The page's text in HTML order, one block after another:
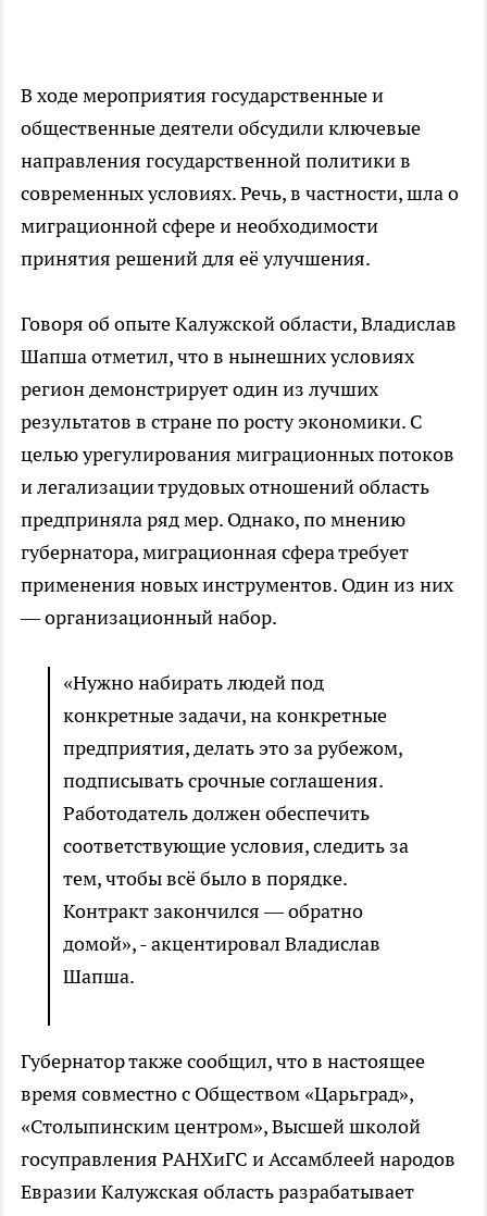
В ходе мероприятия государственные и
общественные деятели обсудили ключевые
направления государственной политики в
современных условиях. Речь, в частности, шла о
миграционной сфере и необходимости
принятия решений для её улучшения.
Говоря об опыте Калужской области, Владислав
Шапша отметил, что в нынешних условиях
регион демонстрирует один из лучших
результатов в стране по росту экономики. С
целью урегулирования миграционных потоков
и легализации трудовых отношений область
предприняла ряд мер. Однако, по мнению
губернатора, миграционная сфера требует
применения новых инструментов. Один из них
— организационный набор.
«Нужно набирать людей под
конкретные задачи, на конкретные
предприятия, делать это за рубежом,
подписывать срочные соглашения.
Работодатель должен обеспечить
соответствующие условия, следить за
тем, чтобы всё было в порядке.
Контракт закончился — обратно
домой», - акцентировал Владислав
Шапша.
Губернатор также сообщил, что в настоящее
время совместно с Обществом «Царьград»,
«Столыпинским центром», Высшей школой
госуправления РАНХиГС и Ассамблеей народов
Евразии Калужская область разрабатывает